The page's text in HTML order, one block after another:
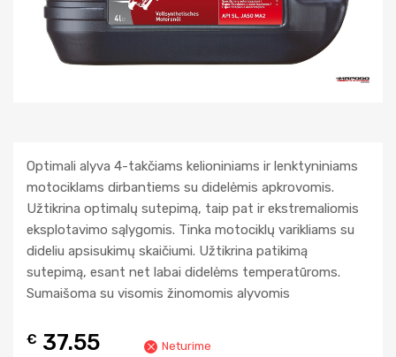
Optimali alyva 4-takčiams kelioniniams ir lenktyniniams
motociklams dirbantiems su didelėmis apkrovomis.
Užtikrina optimalų sutepimą, taip pat ir ekstremaliomis
eksplotavimo sąlygomis. Tinka motociklų varikliams su
dideliu apsisukimų skaičiumi. Užtikrina patikimą
sutepimą, esant net labai didelėms temperatūroms.
Sumaišoma su visomis žinomomis alyvomis
€ 37.55 Neturime